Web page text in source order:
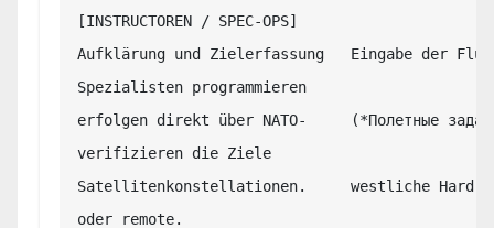
[INSTRUCTOREN / SPEC-OPS]
Aufklärung und Zielerfassung   Eingabe der
Spezialisten programmieren
erfolgen direkt über NATO-     (*Полетные
verifizieren die Ziele
Satellitenkonstellationen.     westliche Hard-